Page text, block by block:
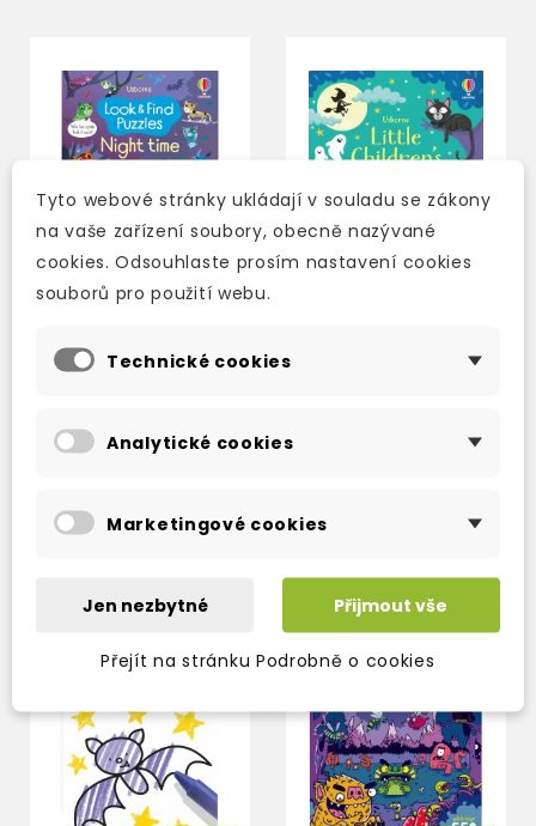
USBORNE LOOK AND
skladem (ihned
159 Kč -15% 135 Kč
USBORNE: LITTLE
skladem (ihned
259 Kč
Tyto webové stránky ukládají v souladu se zákony
na vaše zařízení soubory, obecně nazývané
cookies. Odsouhlaste prosím nastavení cookies
souborů pro použití webu.
Technické cookies
Analytické cookies
Marketingové cookies
Jen nezbytné Přijmout vše
Přejít na stránku Podrobně o cookies